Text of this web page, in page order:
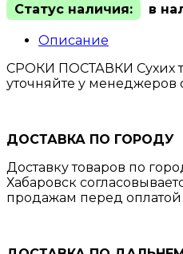
Статус наличия:
в
Описание
СРОКИ ПОСТАВКИ Сухих
уточняйте у менеджеров
ДОСТАВКА ПО ГОРОДУ
Доставку товаров по
Хабаровск
продажам перед оплатой